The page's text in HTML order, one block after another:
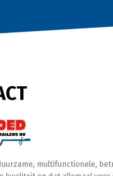
multifunctionele,